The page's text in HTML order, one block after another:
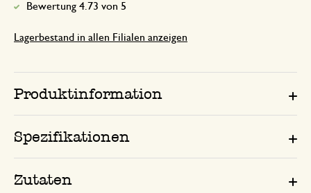
Bewertung 4.73 von 5
Lagerbestand in allen Filialen anzeigen
Produktinformation
Spezifikationen
Zutaten